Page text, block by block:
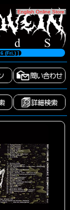
[English Online Store]
(Fri.) ]